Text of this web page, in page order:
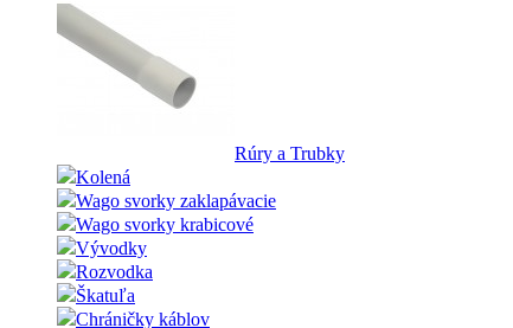
Rúry a Trubky
Kolená
Wago svorky zaklapávacie
Wago svorky krabicové
Vývodky
Rozvodka
Škatuľa
Chráničky káblov